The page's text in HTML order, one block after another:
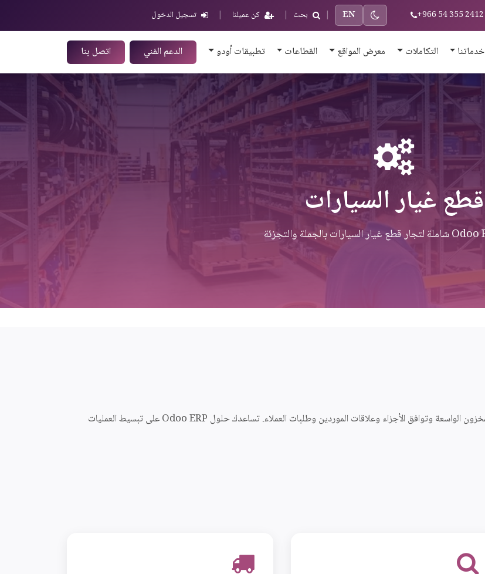
+966 54 355 2412
EN
| بحث | كن عميلنا | تسجيل الدخول
خدماتنا التكاملات معرض المواقع القطاعات تطبيقات أودو الدعم الفني اتصل بنا
قطع غيار السيارات
تحتاج شركات قطع غيار السيارات إلى أنظمة فعالة لإدارة كتالوجات المخزون الواسعة وتوافق الأجزاء وعلاقات الموردين وطلبات العملاء. تساعدك حلول Odoo ERP على تبسيط العمليات